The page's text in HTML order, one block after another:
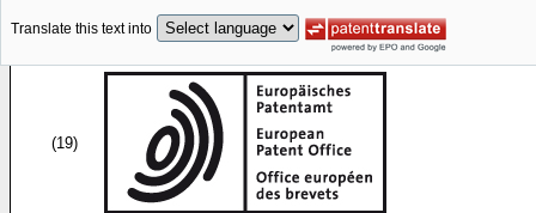
Translate this text into
(19)